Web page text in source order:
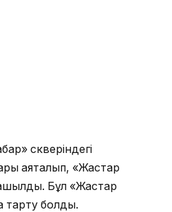
скверіндегі
аяқталып, «Жастар
Бұл «Жастар
болды.